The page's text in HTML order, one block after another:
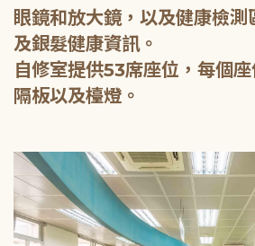
眼鏡和放大鏡，以及健康檢
及銀髮健康資訊。
自修室提供53席座位，每個